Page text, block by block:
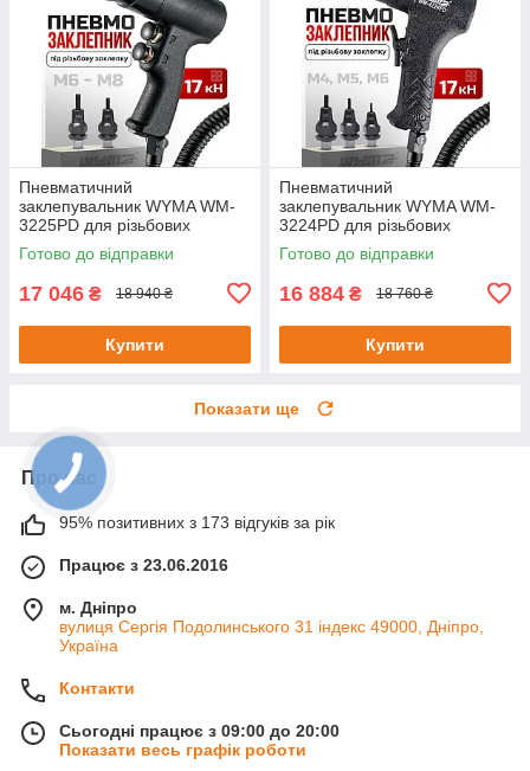
Пневматичний
заклепувальник WYMA WM-
3225PD для різьбових
заклепок M6-M8
Готово до відправки
17 046 ₴ 18 940 ₴
Купити
Пневматичний
заклепувальник WYMA WM-
3224PD для різьбових
заклепок M4-M6
Готово до відправки
16 884 ₴ 18 760 ₴
Купити
Показати ще
Про нас
95% позитивних з 173 відгуків за рік
Працює з 23.06.2016
м. Дніпро
вулиця Сергія Подолинського 31 індекс 49000, Дніпро,
Україна
Контакти
Сьогодні працює з 09:00 до 20:00
Показати весь графік роботи